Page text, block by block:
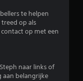
i
t
2
te helpen
op als
op met een
naar links of
aan belangrijke